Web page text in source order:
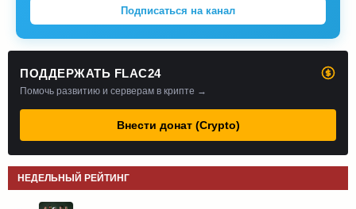
Подписаться на канал
ПОДДЕРЖАТЬ FLAC24
Помочь развитию и серверам в крипте →
Внести донат (Crypto)
НЕДЕЛЬНЫЙ РЕЙТИНГ